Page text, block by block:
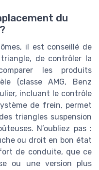
du
il est conseillé de
de contrôler la
les produits
(classe AMG, Benz
incluant le contrôle
de frein, permet
triangles suspension
N’oubliez pas :
ou droit en bon état
de conduite, que ce
ou une version plus